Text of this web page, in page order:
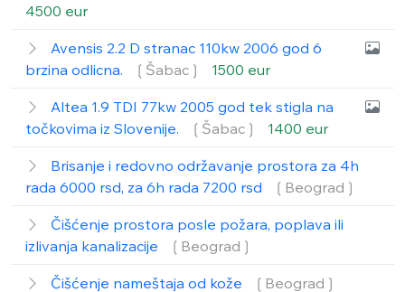
4500 eur
Avensis 2.2 D stranac 110kw 2006 god 6
brzina odlicna.
❲Šabac❳ 1500 eur
Altea 1.9 TDI 77kw 2005 god tek stigla na
točkovima iz Slovenije.
❲Šabac❳ 1400 eur
Brisanje i redovno održavanje prostora za 4h
rada 6000 rsd, za 6h rada 7200 rsd
❲Beograd❳
Čišćenje prostora posle požara, poplava ili
izlivanja kanalizacije
❲Beograd❳
Čišćenje nameštaja od kože ❲Beograd❳